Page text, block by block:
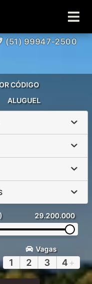
(51) 99947-2500
ALUGUEL
CÓDIGO
29.200.000
Vagas
1 2 3 4 +